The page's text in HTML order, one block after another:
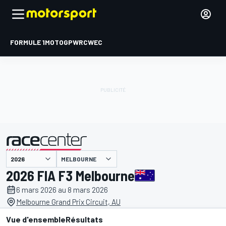
FORMULE 1MOTOGPWRCWEC
présenté par MELBOURNE
2026 FIA F3 Melbourne
6 mars 2026 au 8 mars 2026
Melbourne Grand Prix Circuit, AU
Vue d'ensembleRésultats